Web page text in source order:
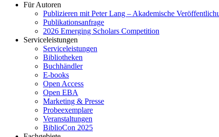
Für Autoren
Publizieren mit Peter Lang – Akademische
Publikationsanfrage
2026 Emerging Scholars Competition
Serviceleistungen
Serviceleistungen
Bibliotheken
Buchhändler
E-books
Open Access
Open EBA
Marketing & Presse
Probeexemplare
Veranstaltungen
BiblioCon 2025